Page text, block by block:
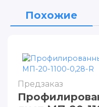
Похожие
Предзаказ